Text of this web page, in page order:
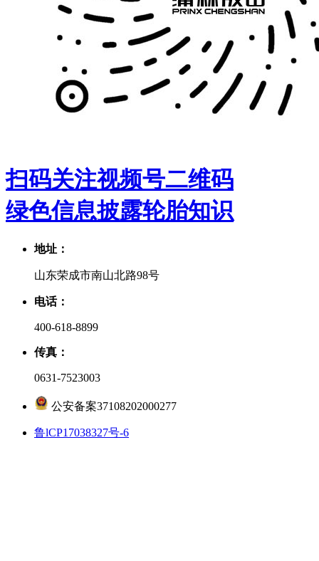
扫码关注视频号二维码
绿色信息披露轮胎知识
地址：
山东荣成市南山北路98号
电话：
400-618-8899
传真：
0631-7523003
公安备案37108202000277
鲁lCP17038327号-6